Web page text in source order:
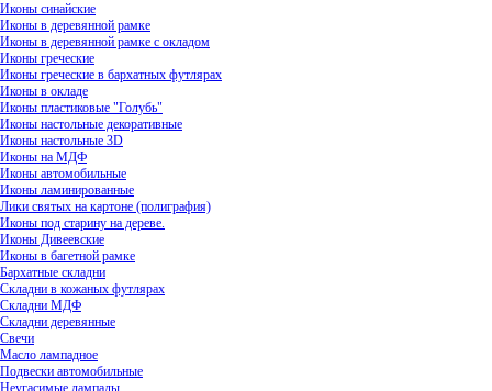
Иконы синайские
Иконы в деревянной рамке
Иконы в деревянной рамке с окладом
Иконы греческие
Иконы греческие в бархатных футлярах
Иконы в окладе
Иконы пластиковые "Голубь"
Иконы настольные декоративные
Иконы настольные 3D
Иконы на МДФ
Иконы автомобильные
Иконы ламинированные
Лики святых на картоне (полиграфия)
Иконы под старину на дереве.
Иконы Дивеевские
Иконы в багетной рамке
Бархатные складни
Складни в кожаных футлярах
Складни МДФ
Складни деревянные
Свечи
Масло лампадное
Подвески автомобильные
Неугасимые лампады